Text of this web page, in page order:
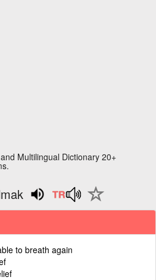
Multilingual Dictionary 20+
to breath again